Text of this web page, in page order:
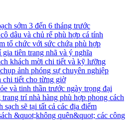
sớm 3 đến 6 tháng trước
dâu và chủ rể phù hợp cá tính
tổ chức với sức chứa phù hợp
tiên trang nhã và ý nghĩa
khách mời chi tiết và kỹ lưỡng
ảnh phóng sự chuyên nghiệp
chi tiết cho từng giờ
và tinh thần trước ngày trọng đại
trí nhà hàng phù hợp phong cách
sạch sẽ tại tất cả các địa điểm
&quot;không quên&quot; các công